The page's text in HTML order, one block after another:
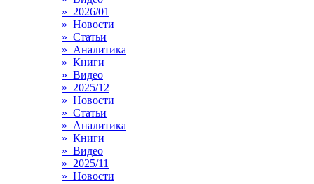
» 2026/01
» Новости
» Статьи
» Аналитика
» Книги
» Видео
» 2025/12
» Новости
» Статьи
» Аналитика
» Книги
» Видео
» 2025/11
» Новости